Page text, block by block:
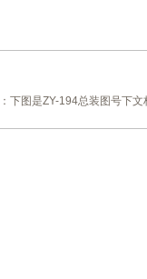
下图是ZY-194总装图号下文